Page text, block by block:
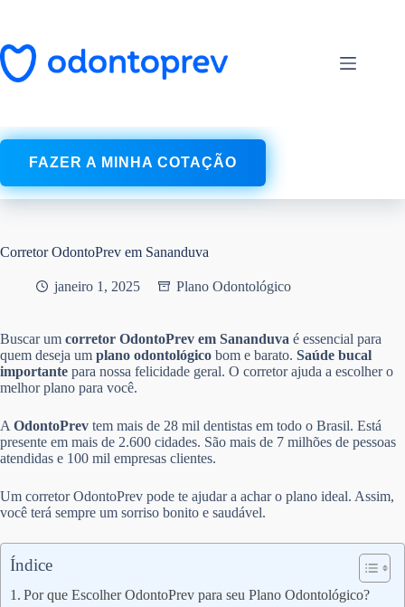
conteúdo
FAZER A MINHA COTAÇÃO
Corretor OdontoPrev em Sananduva
janeiro 1, 2025 Plano Odontológico
Buscar um corretor OdontoPrev em Sananduva é essencial para
quem deseja um plano odontológico bom e barato. Saúde bucal
importante para nossa felicidade geral. O corretor ajuda a escolher o
melhor plano para você.
A OdontoPrev tem mais de 28 mil dentistas em todo o Brasil. Está
presente em mais de 2.600 cidades. São mais de 7 milhões de pessoas
atendidas e 100 mil empresas clientes.
Um corretor OdontoPrev pode te ajudar a achar o plano ideal. Assim,
você terá sempre um sorriso bonito e saudável.
Índice
Por que Escolher OdontoPrev para seu Plano Odontológico?